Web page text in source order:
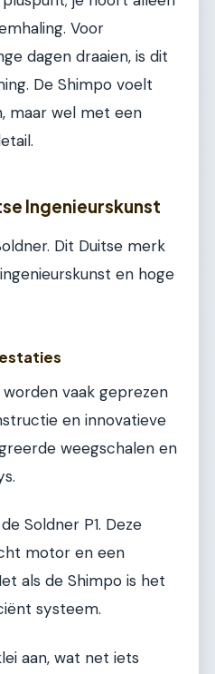
Voor
dagen draaien, is dit
De Shimpo voelt
maar wel met een
Ingenieurskunst
Dit Duitse merk
en hoge
vaak geprezen
en innovatieve
weegschalen en
Soldner P1. Deze
motor en een
als de Shimpo is het
systeem.
aan, wat net iets